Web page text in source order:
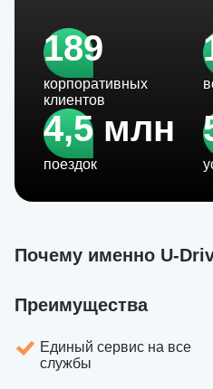
189
корпоративных
клиентов
4,5 млн
поездок
Почему именно U-
Преимущества
Единый сервис на все
службы